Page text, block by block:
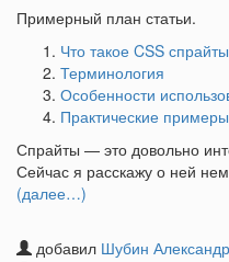
Примерный план статьи.
Что такое CSS
Терминология
Особенности
Практические примеры
Спрайты — это довольно
Сейчас я расскажу о ней
(далее…)
добавил Шубин Александр